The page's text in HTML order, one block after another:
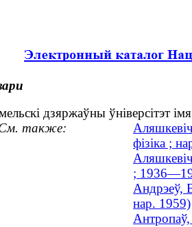
дзяржаўны ўніверсітэт
также:
фізіка ;
;
Андрэеў,
нар. 1959)
Антропаў,